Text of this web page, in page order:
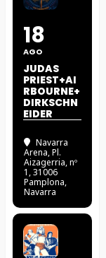
18
AGO
JUDAS
PRIEST+AI
RBOURNE+
DIRKSCHN
EIDER
Navarra
Arena, Pl.
Aizagerria, nº
1, 31006
Pamplona,
Navarra